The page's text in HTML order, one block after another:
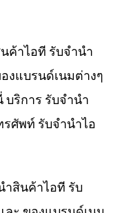
ค้าไอที รับจำนำ
งแบรนด์เนมต่างๆ
บริการ รับจำนำ
ศัพท์ รับจำนำไอ
ำสินค้าไอที รับ